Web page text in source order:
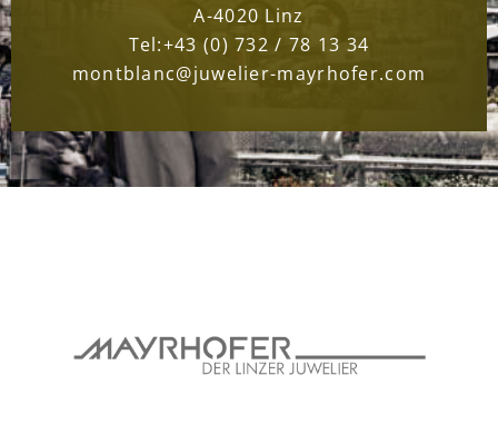
A-4020 Linz
Tel:+43 (0) 732 / 78 13 34
montblanc@juwelier-mayrhofer.com